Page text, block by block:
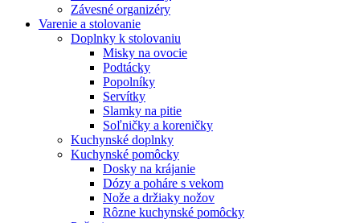
Závesné organizéry
Varenie a stolovanie
Doplnky k stolovaniu
Misky na ovocie
Podtácky
Popolníky
Servítky
Slamky na pitie
Soľničky a koreničky
Kuchynské doplnky
Kuchynské pomôcky
Dosky na krájanie
Dózy a poháre s vekom
Nože a držiaky nožov
Rôzne kuchynské pomôcky